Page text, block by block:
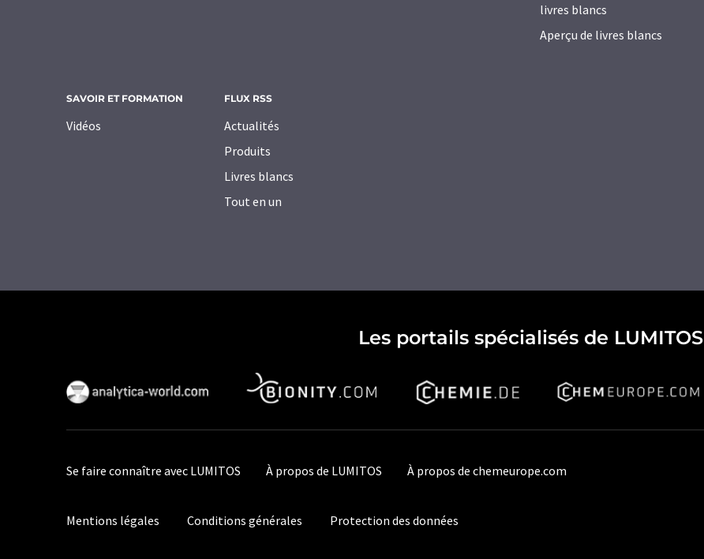
livres blancs
Aperçu de livres blancs
SAVOIR ET FORMATION
Vidéos
FLUX RSS
Actualités
Produits
Livres blancs
Tout en un
Les portails spécialisés de LUMITOS
Se faire connaître avec LUMITOS À propos de LUMITOS À propos de chemeurope.com
Mentions légales Conditions générales Protection des données